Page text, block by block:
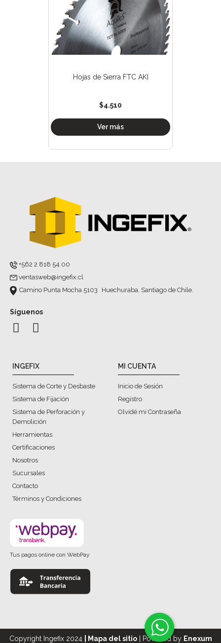
Hojas de Sierra FTC AKI
$4.510
Ver más
+562 2 818 54 00
ventasweb@ingefix.cl
Camino Punta Mocha 5103 Huechuraba, Santiago de Chile.
Síguenos
INGEFIX
Sistema de Corte y Desbaste
Sistema de Fijación
Sistema de Perforación y
Demolición
Herramientas
Certificaciones
Nosotros
Sucursales
Contacto
Términos y Condiciones
MI CUENTA
Inicio de Sesión
Regístro
Olvidé mi Contraseña
Tus pagos online con WebPay
Copyright Ingefix 2024 Mapa del sitio| Powered by Enexum